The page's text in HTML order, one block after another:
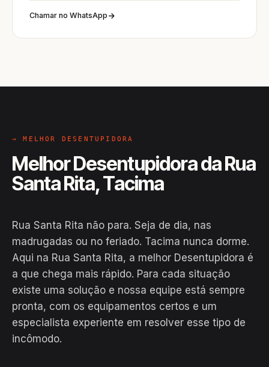
Chamar no WhatsApp
→ MELHOR DESENTUPIDORA
Melhor Desentupidora da Rua
Santa Rita, Tacima
Rua Santa Rita não para. Seja de dia, nas
madrugadas ou no feriado. Tacima nunca dorme.
Aqui na Rua Santa Rita, a melhor Desentupidora é
a que chega mais rápido. Para cada situação
existe uma solução e nossa equipe está sempre
pronta, com os equipamentos certos e um
especialista experiente em resolver esse tipo de
incômodo.
EM CAMPO